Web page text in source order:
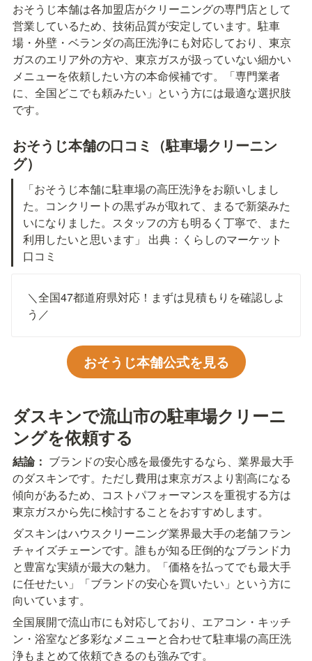
おそうじ本舗は各加盟店がクリーニングの専門店として
営業しているため、技術品質が安定しています。駐車
場・外壁・ベランダの高圧洗浄にも対応しており、東京
ガスのエリア外の方や、東京ガスが扱っていない細かい
メニューを依頼したい方の本命候補です。「専門業者
に、全国どこでも頼みたい」という方には最適な選択肢
です。
おそうじ本舗の口コミ（駐車場クリーニン
グ）
「おそうじ本舗に駐車場の高圧洗浄をお願いしまし
た。コンクリートの黒ずみが取れて、まるで新築みた
いになりました。スタッフの方も明るく丁寧で、また
利用したいと思います」 出典：くらしのマーケット
口コミ
＼全国47都道府県対応！まずは見積もりを確認しよ
う／
おそうじ本舗公式を見る
ダスキンで流山市の駐車場クリーニ
ングを依頼する
結論： ブランドの安心感を最優先するなら、業界最大手
のダスキンです。ただし費用は東京ガスより割高になる
傾向があるため、コストパフォーマンスを重視する方は
東京ガスから先に検討することをおすすめします。
ダスキンはハウスクリーニング業界最大手の老舗フラン
チャイズチェーンです。誰もが知る圧倒的なブランド力
と豊富な実績が最大の魅力。「価格を払ってでも最大手
に任せたい」「ブランドの安心を買いたい」という方に
向いています。
全国展開で流山市にも対応しており、エアコン・キッチ
ン・浴室など多彩なメニューと合わせて駐車場の高圧洗
浄もまとめて依頼できるのも強みです。